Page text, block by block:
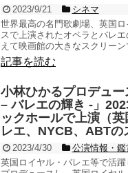
2023/9/21
シネマ
世界最高の名門歌劇場、英国
スで上演されたオペラとバレ
えて映画館の大きなスクリーン
記事を読む
小林ひかるプロデュ
– バレエの輝き -」
ックホールで上演（
レエ、NYCB、ABTの
2023/4/30
公演情報・鑑
英国ロイヤル・バレエ等で活